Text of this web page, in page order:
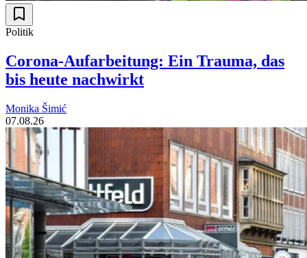
Politik
Corona-Aufarbeitung: Ein Trauma, das
bis heute nachwirkt
Monika Šimić
07.08.26